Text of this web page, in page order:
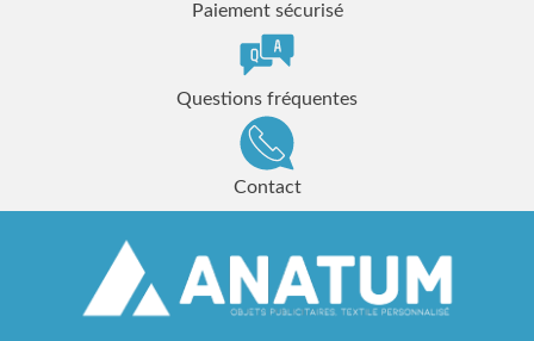
Paiement sécurisé
Questions fréquentes
Contact